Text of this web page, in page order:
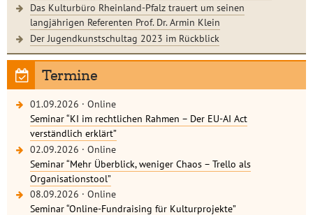
Das Kulturbüro Rheinland-Pfalz trauert um seinen
langjährigen Referenten Prof. Dr. Armin Klein
Der Jugendkunstschultag 2023 im Rückblick
Termine
01.09.2026 · Online
Seminar “KI im rechtlichen Rahmen – Der EU-AI Act
verständlich erklärt”
02.09.2026 · Online
Seminar “Mehr Überblick, weniger Chaos – Trello als
Organisationstool”
08.09.2026 · Online
Seminar “Online-Fundraising für Kulturprojekte”